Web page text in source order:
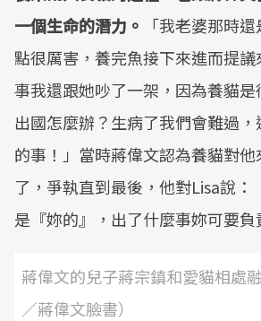
一個生命的潛力。
「我老婆那時
點很厲害，養完魚接下來進而提
事我還跟她吵了一架，因為養貓
出國怎麼辦？生病了我們會難過
的事！」當時蔣偉文認為養貓對
了，爭執直到最後，他對Lisa說：
是『妳的』，出了什麼事妳可要負
蔣偉文的兒子蔣宗鎮和愛貓相處
／蔣偉文臉書）